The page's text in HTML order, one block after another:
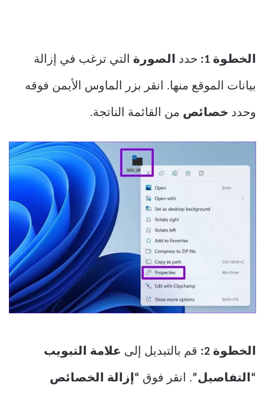
الخطوة 1: حدد الصورة التي ترغب في إزالة
بيانات الموقع منها. انقر بزر الماوس الأيمن فوقه
وحدد خصائص من القائمة الناتجة.
الخطوة 2: قم بالتبديل إلى علامة التبويب
“التفاصيل”. انقر فوق “إزالة الخصائص